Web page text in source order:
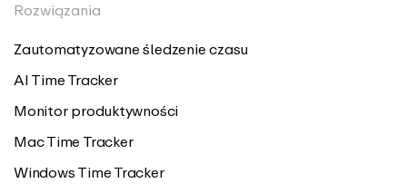
Rozwiązania
Zautomatyzowane śledzenie czasu
AI Time Tracker
Monitor produktywności
Mac Time Tracker
Windows Time Tracker